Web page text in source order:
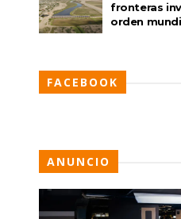
fronteras
orden
FACEBOOK
ANUNCIO